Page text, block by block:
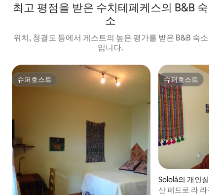
최고 평점을 받은 수치테페케스의 B&B 숙
소
위치, 청결도 등에서 게스트의 높은 평가를 받은 B&B 숙소
입니다.
슈퍼호스트
슈퍼호스트 슈퍼호스트
슈퍼호스트
Sololá의 개인실
산 페드로 라 라구